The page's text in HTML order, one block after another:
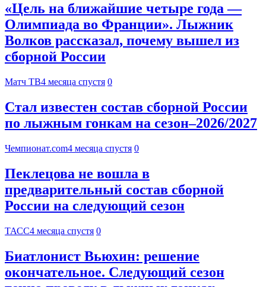
«Цель на ближайшие четыре года —
Олимпиада во Франции». Лыжник
Волков рассказал, почему вышел из
сборной России
Матч ТВ4 месяца спустя 0
Стал известен состав сборной России
по лыжным гонкам на сезон–2026/2027
Чемпионат.com4 месяца спустя 0
Пеклецова не вошла в
предварительный состав сборной
России на следующий сезон
ТАСС4 месяца спустя 0
Биатлонист Вьюхин: решение
окончательное. Следующий сезон